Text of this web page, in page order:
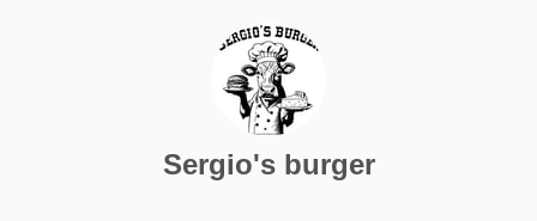
Sergio's burger